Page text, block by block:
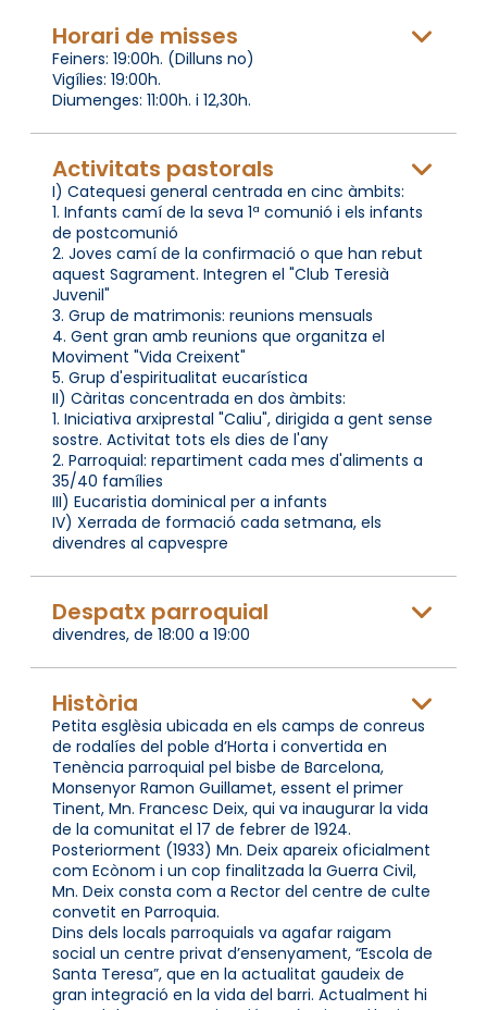
Horari de misses
Feiners: 19:00h. (Dilluns no)
Vigílies: 19:00h.
Diumenges: 11:00h. i 12,30h.
Activitats pastorals
I) Catequesi general centrada en cinc àmbits:
1. Infants camí de la seva 1ª comunió i els infants
de postcomunió
2. Joves camí de la confirmació o que han rebut
aquest Sagrament. Integren el "Club Teresià
Juvenil"
3. Grup de matrimonis: reunions mensuals
4. Gent gran amb reunions que organitza el
Moviment "Vida Creixent"
5. Grup d'espiritualitat eucarística
II) Càritas concentrada en dos àmbits:
1. Iniciativa arxiprestal "Caliu", dirigida a gent sense
sostre. Activitat tots els dies de l'any
2. Parroquial: repartiment cada mes d'aliments a
35/40 famílies
III) Eucaristia dominical per a infants
IV) Xerrada de formació cada setmana, els
divendres al capvespre
Despatx parroquial
divendres, de 18:00 a 19:00
Història
Petita esglèsia ubicada en els camps de conreus
de rodalíes del poble d’Horta i convertida en
Tenència parroquial pel bisbe de Barcelona,
Monsenyor Ramon Guillamet, essent el primer
Tinent, Mn. Francesc Deix, qui va inaugurar la vida
de la comunitat el 17 de febrer de 1924.
Posteriorment (1933) Mn. Deix apareix oficialment
com Ecònom i un cop finalitzada la Guerra Civil,
Mn. Deix consta com a Rector del centre de culte
convetit en Parroquia.
Dins dels locals parroquials va agafar raigam
social un centre privat d’ensenyament, “Escola de
Santa Teresa”, que en la actualitat gaudeix de
gran integració en la vida del barri. Actualment hi